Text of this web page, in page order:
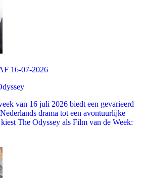
16-07-2026
van 16 juli 2026 biedt een gevarieerd
drama tot een avontuurlijke
The Odyssey als Film van de Week: